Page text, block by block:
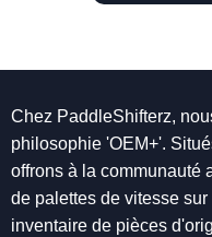
Chez PaddleShifterz,
philosophie 'OEM+'.
offrons à la communauté
de palettes de vitesse
inventaire de pièces